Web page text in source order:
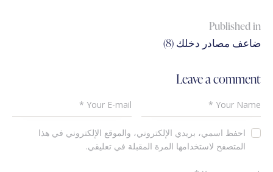
تصفّح
المقالات
Published in
Previous
ضاعف مصادر دخلك (8)
Leave a comment
احفظ اسمي، بريدي الإلكتروني، والموقع الإلكتروني في هذا
المتصفح لاستخدامها المرة المقبلة في تعليقي.